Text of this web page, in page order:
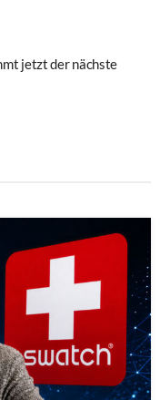
jetzt der nächste